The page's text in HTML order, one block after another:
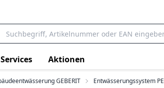
Services Aktionen
GEBERIT Entwässerungssystem PE